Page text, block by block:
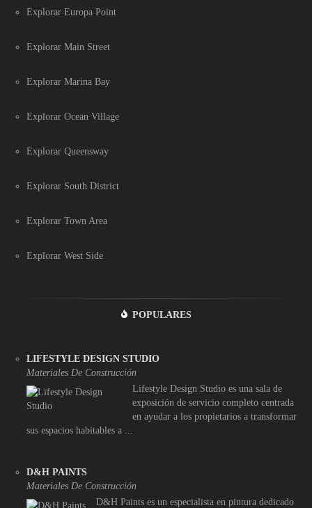
Explorar Europa Point
Explorar Main Street
Explorar Marina Bay
Explorar Ocean Village
Explorar Queensway
Explorar South District
Explorar Town Area
Explorar West Side
POPULARES
LIFESTYLE DESIGN STUDIO
Materiales De Construcción
Lifestyle Design Studio es una sala de
exposición de servicio completo centrada
en ayudar a los propietarios a transformar
sus espacios habitables a ...
D&H PAINTS
Materiales De Construcción
D&H Paints es un especialista en pintura dedicado